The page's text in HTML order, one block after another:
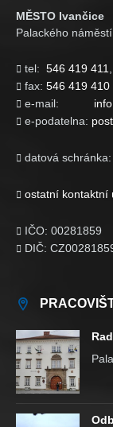
MĚSTO Ivančice
Palackého
 tel: 546 419 411
 fax: 546 419 410
 e-mail:
 e-podatelna:
 datová
 ostatní kontaktní
 IČO: 00281859
 DIČ: